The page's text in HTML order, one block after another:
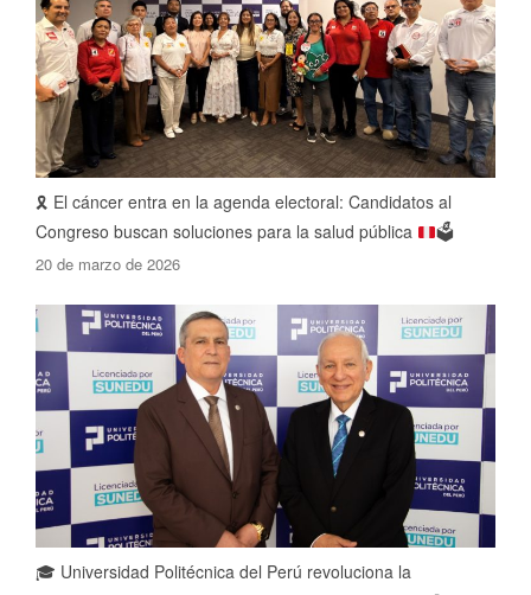
🎗️ El cáncer entra en la agenda electoral: Candidatos al
Congreso buscan soluciones para la salud pública
🗳️
20 de marzo de 2026
🎓 Universidad Politécnica del Perú revoluciona la